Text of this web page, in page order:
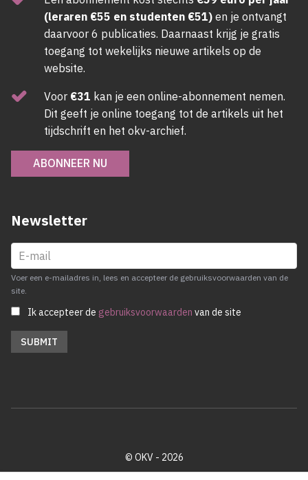
(leraren €55 en studenten €51) en je ontvangt
daarvoor 6 publicaties. Daarnaast krijg je gratis
toegang tot wekelijks nieuwe artikels op de
website.
Voor €31 kan je een online-abonnement nemen.
Dit geeft je online toegang tot de artikels uit het
tijdschrift en het okv-archief.
ABONNEER NU
Newsletter
Voer een e-mailadres in, lees en accepteer de gebruiksvoorwaarden van de
site.
Ik accepteer de gebruiksvoorwaarden van de site
© OKV - 2026